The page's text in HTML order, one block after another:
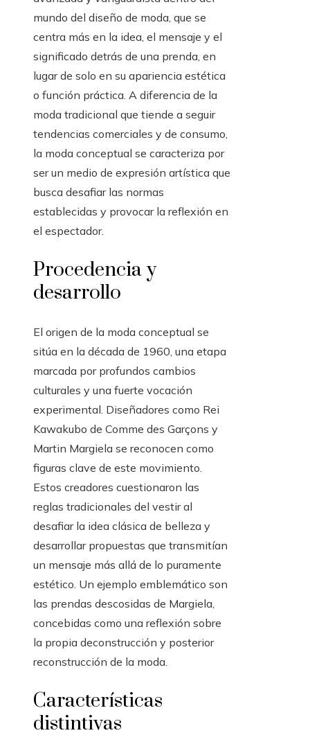
mundo del diseño de moda, que se
centra más en la idea, el mensaje y el
significado detrás de una prenda, en
lugar de solo en su apariencia estética
o función práctica. A diferencia de la
moda tradicional que tiende a seguir
tendencias comerciales y de consumo,
la moda conceptual se caracteriza por
ser un medio de expresión artística que
busca desafiar las normas
establecidas y provocar la reflexión en
el espectador.
Procedencia y
desarrollo
El origen de la moda conceptual se
sitúa en la década de 1960, una etapa
marcada por profundos cambios
culturales y una fuerte vocación
experimental. Diseñadores como Rei
Kawakubo de Comme des Garçons y
Martin Margiela se reconocen como
figuras clave de este movimiento.
Estos creadores cuestionaron las
reglas tradicionales del vestir al
desafiar la idea clásica de belleza y
desarrollar propuestas que transmitían
un mensaje más allá de lo puramente
estético. Un ejemplo emblemático son
las prendas descosidas de Margiela,
concebidas como una reflexión sobre
la propia deconstrucción y posterior
reconstrucción de la moda.
Características
distintivas